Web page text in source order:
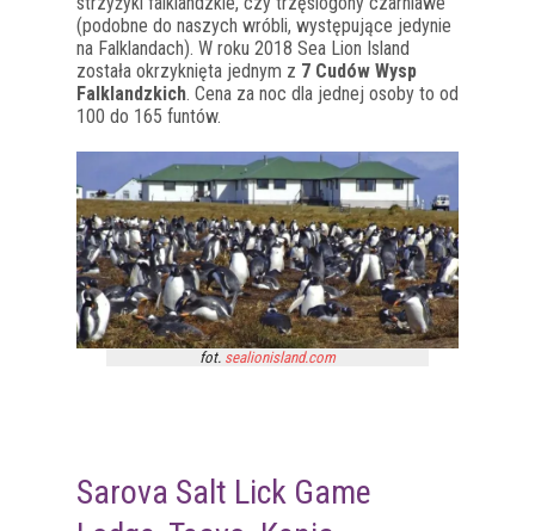
(podobne do naszych wróbli, występujące jedynie
na Falklandach). W roku 2018 Sea Lion Island
została okrzyknięta jednym z 7 Cudów Wysp
Falklandzkich. Cena za noc dla jednej osoby to od
100 do 165 funtów.
fot. sealionisland.com
Sarova Salt Lick Game